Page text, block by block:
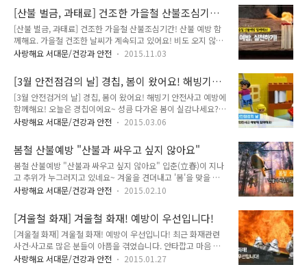
적은 지역. 도로. 바위 뒤 등으로 대피합시다. ▶ 불길에 휩싸일
경우 당..
기와 함께 산불의 원인과 예방법에 대해 자세히 알아볼까요! ::
봄철 산불 원인 가장 큰 원인은 바로 건조한 날씨 때문이에요. 봄
에는 강수량이 적기 때문에 건조하고 나무가 머금고 있는 수분의
양도 적어요. 봄에는 바람도 강하게 불기 때문에 산불이 발생하
면 진화하기도 힘듭니다. 또 날씨가 풀리면서 많은 분들이 산행
관리로 산불이 발생하게 됩니다. :: 산불 에방법 산불은 한번 발
생하면 그 피해가 ..
[산불 벌금, 과태료] 건조한 가을철 산불조심기
간! 산불 예방 함께해요.
[산불 벌금, 과태료] 건조한 가을철 산불조심기간! 산불 예방 함
께해요. 가을철 건조한 날씨가 계속되고 있어요! 비도 오지 않아
서 가뭄이 심해지고 있는데요. 이런 시기에 산불발생이 빈번하게
인해 산불발생 위험이 높아지고 있어요. 가을철 산불조심기간은
2015. 10. 23. ~ 12. 15. 입니다. 산불 예방 어떻게 실천하면 될
까요? ^^ 가을철 산불 예방 함께해요! ○ 산림은 대대로 물려줄
가장 소중한 재산입니다. 산불은 대부분 입산자나 등산객의 실수
로 일어나고 있으므로 산에서는 항상 산불을 조심하는 마음을 가
등산로는 들어가지 마세요. ○ 지정된 장소가 아닌 곳에서는 취
사, 야영..
사랑해요 서대문/건강과 안전 2015.11.03
[3월 안전점검의 날] 경칩, 봄이 왔어요! 해빙기
안전사고 예방에 함께해요!
[3월 안전검거의 날] 경칩, 봄이 왔어요! 해빙기 안전사고 예방에
함께해요! 오늘은 경칩이에요~ 성큼 다가온 봄이 실감나세요?
^^ 봄이 되면 날씨가 따뜻해지고 우리의 마음은 싱숭생숭 들뜨
안전한 봄을 위해 지와 함께 알아봐요~ 『해빙기 재난예방』우
리 모두 함께해요! 우리집이나 주변의 노후건축물 등이 균열이
나 지반침하로 지울어져 있는지 꼼꼼히 살펴보세요! 우리집 축
대나 옹벽은 안전한지 다시 한번 살펴보세요! 집 주위의 배수로
는 토사 퇴적 등으로 막혀있는 곳이 없는지 살펴보세요! 절개지
요! 우리집 주변의 지하굴삭 공사장에 추락방지 및 접근금지 등
을 위한 표지판이나 안전펜스가 설치되어 있는..
사랑해요 서대문/건강과 안전 2015.03.06
봄철 산불예방 "산불과 싸우고 싶지 않아요"
봄철 산불예방 "산불과 싸우고 싶지 않아요" 입춘(立春)이 지나
고 추위가 누그러지고 있네요~ 겨울을 견뎌내고 '봄'을 맞을 준
비 하고 계시나요? 봄이 되면 많은 분들이 나들이 계획 세우고
식~ 봄철 산불 예방법이에요!! 우리 서대문구는 산불 조심기간
을 02.01. ~ 05. 15.까지 정하고 산불예방에 힘을 쏟고 있답니
다. 산림은 대대로 물려줄 가장 소중한 재산이에요. 산불은 대부
분 입산자나 등산객의 실수로 일어나고 있어요. 산에서는 항상
산불을 조심하는 마음가지고 산행하셔야 한다는점!! 꼭!!! 마음
사랑해요 서대문/건강과 안전 2015.02.10
[겨울철 화재] 겨울철 화재! 예방이 우선입니다!
[겨울철 화재] 겨울철 화재! 예방이 우선입니다! 최근 화재관련
사건·사고로 많은 분들이 아픔을 겪었습니다. 안타깝고 마음 아
픈 일이었지요. 추운 겨울에는 건조하기도 하고, 추위로 인해 난
사랑해요 서대문/건강과 안전 2015.01.27